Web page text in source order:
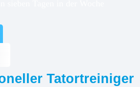
Tatortreiniger